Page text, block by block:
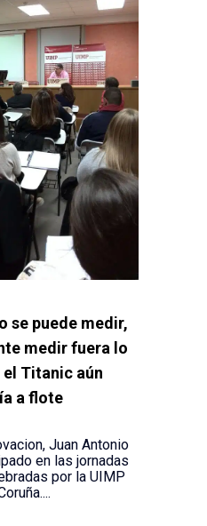
se puede medir,
medir fuera lo
Titanic aún
a flote
Juan Antonio
en las jornadas
por la UIMP